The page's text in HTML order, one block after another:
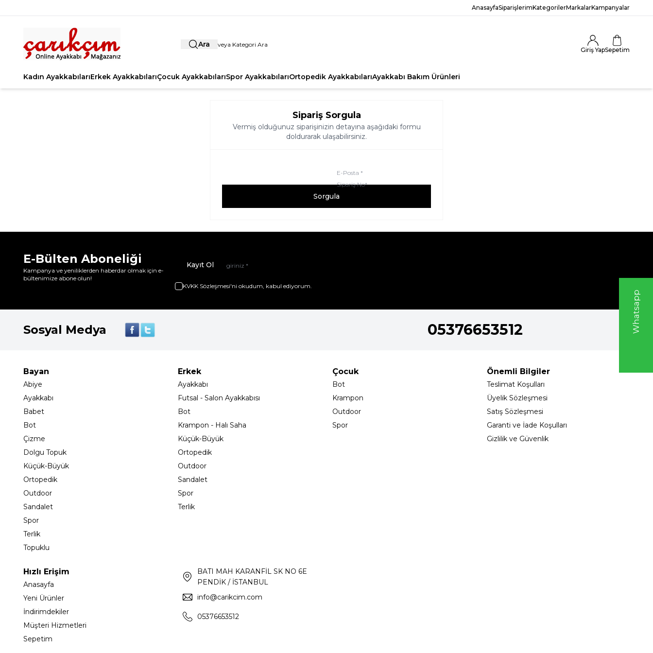
W
h
t
s
a
p
p
D
e
s
e
H
a
t
t
AnasayfaSiparişlerimKategorilerMarkalarKampanyalar
Ara
Giriş YapSepetim
Kadın AyakkabılarıErkek AyakkabılarıÇocuk AyakkabılarıSpor AyakkabılarıOrtopedik AyakkabılarıAyakkabı Bakım Ürünleri
Sipariş Sorgula
Vermiş olduğunuz siparişinizin detayına aşağıdaki formu
doldurarak ulaşabilirsiniz.
E-Posta *
Sipariş No*
Sorgula
E-Bülten Aboneliği
Kampanya ve yeniliklerden haberdar olmak için e-
bültenimize abone olun!
Kayıt Ol
KVKK Sözleşmesi'ni okudum, kabul ediyorum.
Sosyal Medya 05376653512
Bayan
Abiye
Ayakkabı
Babet
Bot
Çizme
Dolgu Topuk
Küçük-Büyük
Ortopedik
Outdoor
Sandalet
Spor
Terlik
Topuklu
Erkek
Ayakkabı
Futsal - Salon Ayakkabısı
Bot
Krampon - Halı Saha
Küçük-Büyük
Ortopedik
Outdoor
Sandalet
Spor
Terlik
Çocuk
Bot
Krampon
Outdoor
Spor
Önemli Bilgiler
Teslimat Koşulları
Üyelik Sözleşmesi
Satış Sözleşmesi
Garanti ve İade Koşulları
Gizlilik ve Güvenlik
Hızlı Erişim
Anasayfa
Yeni Ürünler
İndirimdekiler
Müşteri Hizmetleri
Sepetim
BATI MAH KARANFİL SK NO 6E
PENDİK / İSTANBUL
info@carikcim.com
05376653512